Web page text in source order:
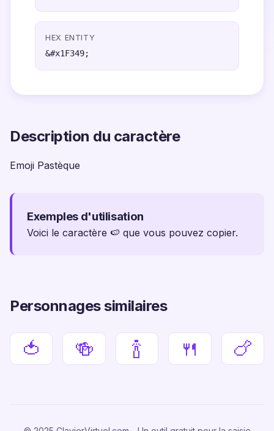
HEX ENTITY
&#x1F349;
Description du caractère
Emoji Pastèque
Exemples d'utilisation
Voici le caractère 🍉 que vous pouvez copier.
Personnages similaires
🍅 🍻 🍾 🍴 🍗